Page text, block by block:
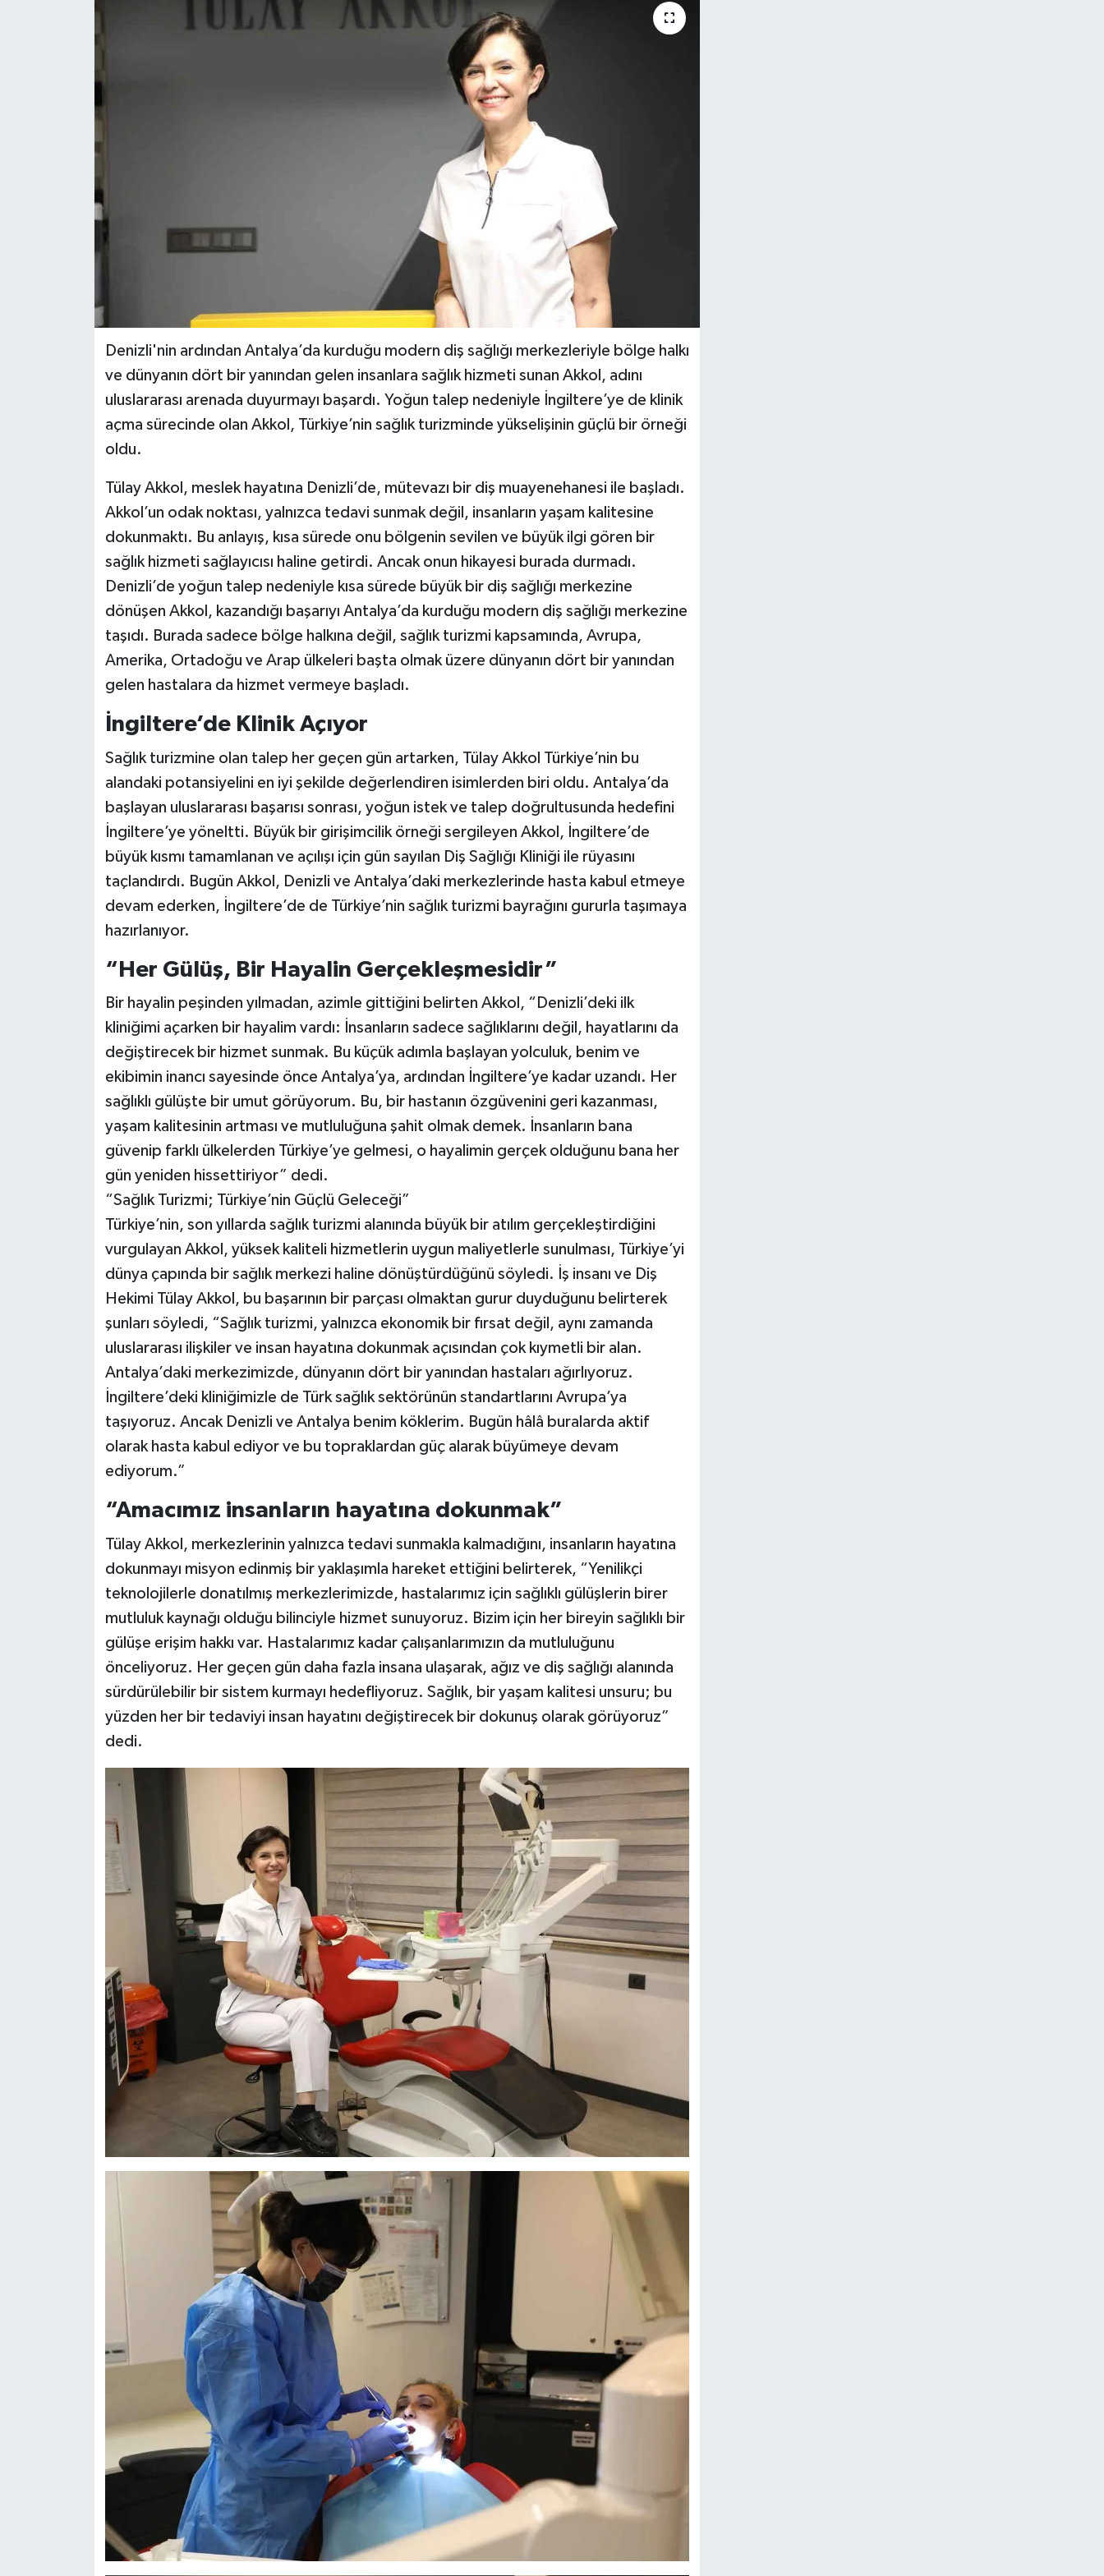
Denizli'nin ardından Antalya’da kurduğu modern diş sağlığı merkezleriyle bölge halkı
ve dünyanın dört bir yanından gelen insanlara sağlık hizmeti sunan Akkol, adını
uluslararası arenada duyurmayı başardı. Yoğun talep nedeniyle İngiltere’ye de klinik
açma sürecinde olan Akkol, Türkiye’nin sağlık turizminde yükselişinin güçlü bir örneği
oldu.
Tülay Akkol, meslek hayatına Denizli’de, mütevazı bir diş muayenehanesi ile başladı.
Akkol’un odak noktası, yalnızca tedavi sunmak değil, insanların yaşam kalitesine
dokunmaktı. Bu anlayış, kısa sürede onu bölgenin sevilen ve büyük ilgi gören bir
sağlık hizmeti sağlayıcısı haline getirdi. Ancak onun hikayesi burada durmadı.
Denizli’de yoğun talep nedeniyle kısa sürede büyük bir diş sağlığı merkezine
dönüşen Akkol, kazandığı başarıyı Antalya’da kurduğu modern diş sağlığı merkezine
taşıdı. Burada sadece bölge halkına değil, sağlık turizmi kapsamında, Avrupa,
Amerika, Ortadoğu ve Arap ülkeleri başta olmak üzere dünyanın dört bir yanından
gelen hastalara da hizmet vermeye başladı.
İngiltere’de Klinik Açıyor
Sağlık turizmine olan talep her geçen gün artarken, Tülay Akkol Türkiye’nin bu
alandaki potansiyelini en iyi şekilde değerlendiren isimlerden biri oldu. Antalya’da
başlayan uluslararası başarısı sonrası, yoğun istek ve talep doğrultusunda hedefini
İngiltere’ye yöneltti. Büyük bir girişimcilik örneği sergileyen Akkol, İngiltere’de
büyük kısmı tamamlanan ve açılışı için gün sayılan Diş Sağlığı Kliniği ile rüyasını
taçlandırdı. Bugün Akkol, Denizli ve Antalya’daki merkezlerinde hasta kabul etmeye
devam ederken, İngiltere’de de Türkiye’nin sağlık turizmi bayrağını gururla taşımaya
hazırlanıyor.
“Her Gülüş, Bir Hayalin Gerçekleşmesidir”
Bir hayalin peşinden yılmadan, azimle gittiğini belirten Akkol, “Denizli’deki ilk
kliniğimi açarken bir hayalim vardı: İnsanların sadece sağlıklarını değil, hayatlarını da
değiştirecek bir hizmet sunmak. Bu küçük adımla başlayan yolculuk, benim ve
ekibimin inancı sayesinde önce Antalya’ya, ardından İngiltere’ye kadar uzandı. Her
sağlıklı gülüşte bir umut görüyorum. Bu, bir hastanın özgüvenini geri kazanması,
yaşam kalitesinin artması ve mutluluğuna şahit olmak demek. İnsanların bana
güvenip farklı ülkelerden Türkiye’ye gelmesi, o hayalimin gerçek olduğunu bana her
gün yeniden hissettiriyor” dedi.
“Sağlık Turizmi; Türkiye’nin Güçlü Geleceği”
Türkiye’nin, son yıllarda sağlık turizmi alanında büyük bir atılım gerçekleştirdiğini
vurgulayan Akkol, yüksek kaliteli hizmetlerin uygun maliyetlerle sunulması, Türkiye’yi
dünya çapında bir sağlık merkezi haline dönüştürdüğünü söyledi. İş insanı ve Diş
Hekimi Tülay Akkol, bu başarının bir parçası olmaktan gurur duyduğunu belirterek
şunları söyledi, “Sağlık turizmi, yalnızca ekonomik bir fırsat değil, aynı zamanda
uluslararası ilişkiler ve insan hayatına dokunmak açısından çok kıymetli bir alan.
Antalya’daki merkezimizde, dünyanın dört bir yanından hastaları ağırlıyoruz.
İngiltere’deki kliniğimizle de Türk sağlık sektörünün standartlarını Avrupa’ya
taşıyoruz. Ancak Denizli ve Antalya benim köklerim. Bugün hâlâ buralarda aktif
olarak hasta kabul ediyor ve bu topraklardan güç alarak büyümeye devam
ediyorum.”
“Amacımız insanların hayatına dokunmak”
Tülay Akkol, merkezlerinin yalnızca tedavi sunmakla kalmadığını, insanların hayatına
dokunmayı misyon edinmiş bir yaklaşımla hareket ettiğini belirterek, “Yenilikçi
teknolojilerle donatılmış merkezlerimizde, hastalarımız için sağlıklı gülüşlerin birer
mutluluk kaynağı olduğu bilinciyle hizmet sunuyoruz. Bizim için her bireyin sağlıklı bir
gülüşe erişim hakkı var. Hastalarımız kadar çalışanlarımızın da mutluluğunu
önceliyoruz. Her geçen gün daha fazla insana ulaşarak, ağız ve diş sağlığı alanında
sürdürülebilir bir sistem kurmayı hedefliyoruz. Sağlık, bir yaşam kalitesi unsuru; bu
yüzden her bir tedaviyi insan hayatını değiştirecek bir dokunuş olarak görüyoruz”
dedi.